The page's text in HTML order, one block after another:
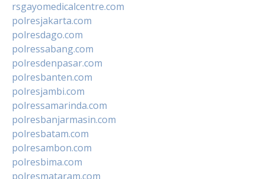
rsgayomedicalcentre.com
polresjakarta.com
polresdago.com
polressabang.com
polresdenpasar.com
polresbanten.com
polresjambi.com
polressamarinda.com
polresbanjarmasin.com
polresbatam.com
polresambon.com
polresbima.com
polresmataram.com